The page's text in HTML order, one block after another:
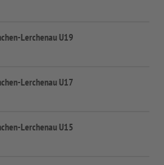
Lerchenau U19
Lerchenau U17
Lerchenau U15